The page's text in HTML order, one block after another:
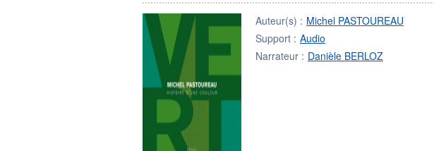
Auteur(s) : Michel PASTOUREAU
Support : Audio
Narrateur : Danièle BERLOZ